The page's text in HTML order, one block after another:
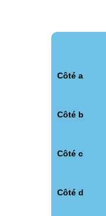
Côté а
Côté b
Côté c
Côté d